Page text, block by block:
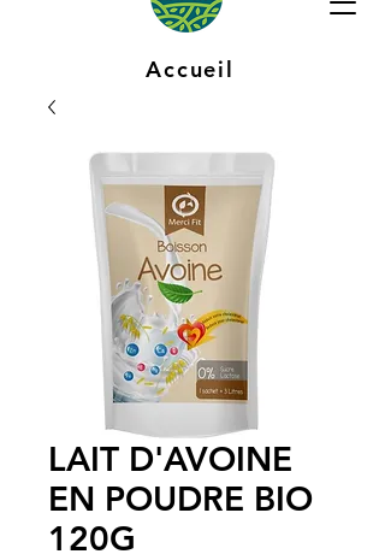
Accueil
LAIT D'AVOINE
EN POUDRE BIO
120G